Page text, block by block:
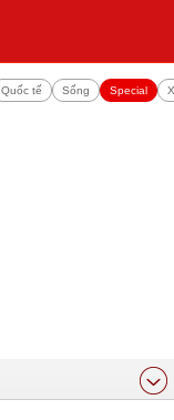
Quốc tế Sống Special